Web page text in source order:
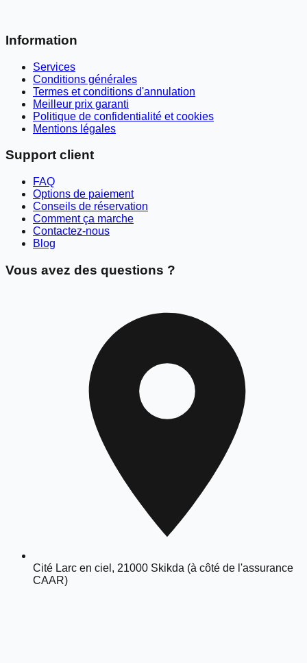
Information
Services
Conditions générales
Termes et conditions d'annulation
Meilleur prix garanti
Politique de confidentialité et cookies
Mentions légales
Support client
FAQ
Options de paiement
Conseils de réservation
Comment ça marche
Contactez-nous
Blog
Vous avez des questions ?
Cité Larc en ciel, 21000 Skikda (à côté de l'assurance
CAAR)